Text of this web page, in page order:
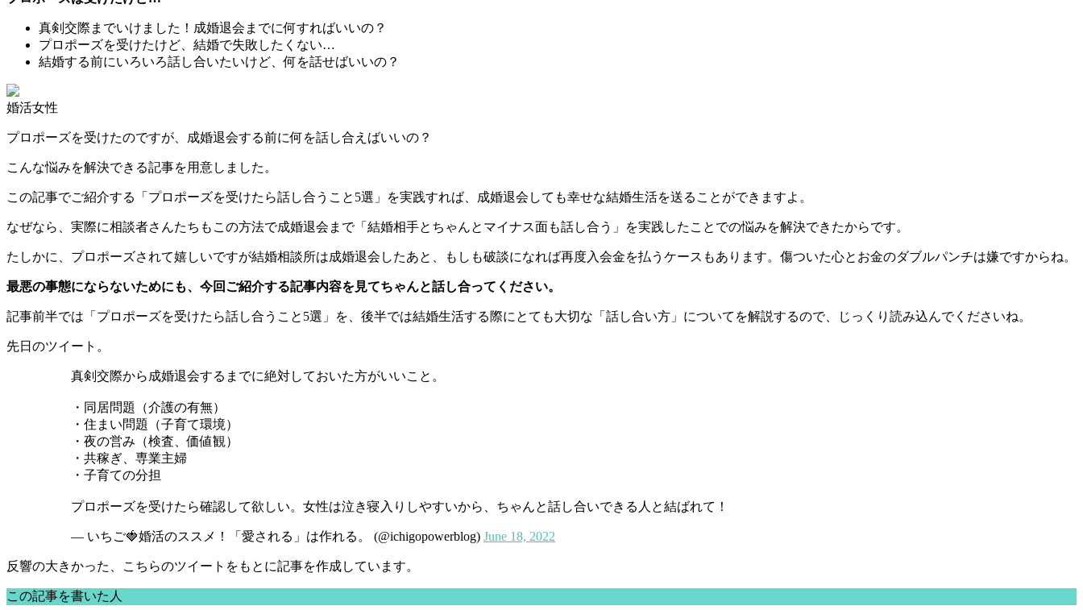
真剣交際までいけました！成婚退会までに何すればいいの？
プロポーズを受けたけど、結婚で失敗したくない…
結婚する前にいろいろ話し合いたいけど、何を話せばいいの？
婚活女性
プロポーズを受けたのですが、成婚退会する前に何を話し合えばいいの？
こんな悩みを解決できる記事を用意しました。
この記事でご紹介する「プロポーズを受けたら話し合うこと5選」を実践すれば、成婚退会しても幸せな結婚生活を送ることができますよ。
なぜなら、実際に相談者さんたちもこの方法で成婚退会まで「結婚相手とちゃんとマイナス面も話し合う」を実践したことでの悩みを解決できたからです。
たしかに、プロポーズされて嬉しいですが結婚相談所は成婚退会したあと、もしも破談になれば再度入会金を払うケースもあります。 傷ついた心とお金のダブルパンチは嫌ですからね。
最悪の事態にならないためにも、今回ご紹介する記事内容を見てちゃんと話し合ってください。
記事前半では「プロポーズを受けたら話し合うこと5選」を、後半では結婚生活する際にとても大切な「話し合い方」についてを解説するので、じっくり読み込んでくださいね。
先日のツイート。
真剣交際から成婚退会するまでに絶対しておいた方がいいこと。
・同居問題（介護の有無）
・住まい問題（子育て環境）
・夜の営み（検査、価値観）
・共稼ぎ、専業主婦
・子育ての分担
プロポーズを受けたら確認して欲しい。女性は泣き寝入りしやすいから、ちゃんと話し合いできる人と結ばれて！
— いちご🍓婚活のススメ！「愛される」は作れる。 (@ichigopowerblog) June 18, 2022
反響の大きかった、こちらのツイートをもとに記事を作成しています。
この記事を書いた人